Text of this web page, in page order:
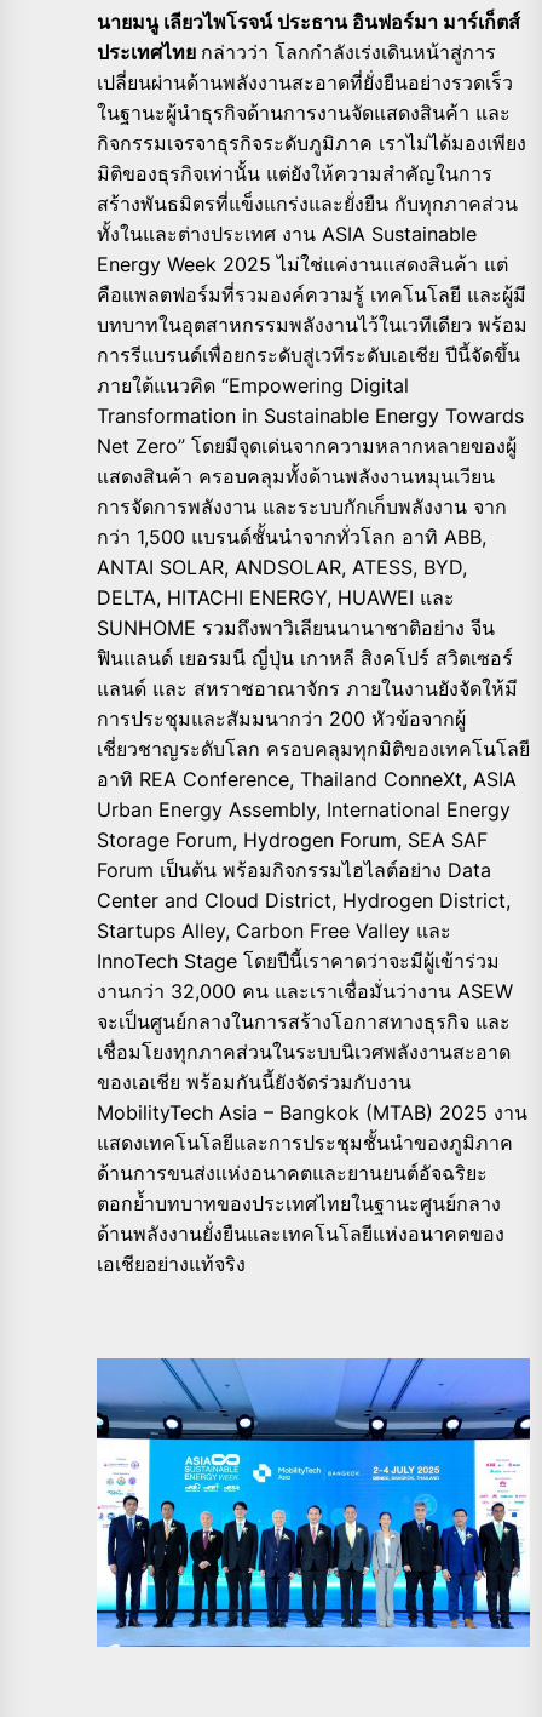
นายมนู เลียวไพโรจน์ ประธาน อินฟอร์มา มาร์เก็ตส์
ประเทศไทย กล่าวว่า โลกกำลังเร่งเดินหน้าสู่การ
เปลี่ยนผ่านด้านพลังงานสะอาดที่ยั่งยืนอย่างรวดเร็ว
ในฐานะผู้นำธุรกิจด้านการงานจัดแสดงสินค้า และ
กิจกรรมเจรจาธุรกิจระดับภูมิภาค เราไม่ได้มองเพียง
มิติของธุรกิจเท่านั้น แต่ยังให้ความสำคัญในการ
สร้างพันธมิตรที่แข็งแกร่งและยั่งยืน กับทุกภาคส่วน
ทั้งในและต่างประเทศ งาน ASIA Sustainable
Energy Week 2025 ไม่ใช่แค่งานแสดงสินค้า แต่
คือแพลตฟอร์มที่รวมองค์ความรู้ เทคโนโลยี และผู้มี
บทบาทในอุตสาหกรรมพลังงานไว้ในเวทีเดียว พร้อม
การรีแบรนด์เพื่อยกระดับสู่เวทีระดับเอเชีย ปีนี้จัดขึ้น
ภายใต้แนวคิด “Empowering Digital
Transformation in Sustainable Energy Towards
Net Zero” โดยมีจุดเด่นจากความหลากหลายของผู้
แสดงสินค้า ครอบคลุมทั้งด้านพลังงานหมุนเวียน
การจัดการพลังงาน และระบบกักเก็บพลังงาน จาก
กว่า 1,500 แบรนด์ชั้นนำจากทั่วโลก อาทิ ABB,
ANTAI SOLAR, ANDSOLAR, ATESS, BYD,
DELTA, HITACHI ENERGY, HUAWEI และ
SUNHOME รวมถึงพาวิเลียนนานาชาติอย่าง จีน
ฟินแลนด์ เยอรมนี ญี่ปุ่น เกาหลี สิงคโปร์ สวิตเซอร์
แลนด์ และ สหราชอาณาจักร ภายในงานยังจัดให้มี
การประชุมและสัมมนากว่า 200 หัวข้อจากผู้
เชี่ยวชาญระดับโลก ครอบคลุมทุกมิติของเทคโนโลยี
อาทิ REA Conference, Thailand ConneXt, ASIA
Urban Energy Assembly, International Energy
Storage Forum, Hydrogen Forum, SEA SAF
Forum เป็นต้น พร้อมกิจกรรมไฮไลต์อย่าง Data
Center and Cloud District, Hydrogen District,
Startups Alley, Carbon Free Valley และ
InnoTech Stage โดยปีนี้เราคาดว่าจะมีผู้เข้าร่วม
งานกว่า 32,000 คน และเราเชื่อมั่นว่างาน ASEW
จะเป็นศูนย์กลางในการสร้างโอกาสทางธุรกิจ และ
เชื่อมโยงทุกภาคส่วนในระบบนิเวศพลังงานสะอาด
ของเอเชีย พร้อมกันนี้ยังจัดร่วมกับงาน
MobilityTech Asia – Bangkok (MTAB) 2025 งาน
แสดงเทคโนโลยีและการประชุมชั้นนำของภูมิภาค
ด้านการขนส่งแห่งอนาคตและยานยนต์อัจฉริยะ
ตอกย้ำบทบาทของประเทศไทยในฐานะศูนย์กลาง
ด้านพลังงานยั่งยืนและเทคโนโลยีแห่งอนาคตของ
เอเชียอย่างแท้จริง